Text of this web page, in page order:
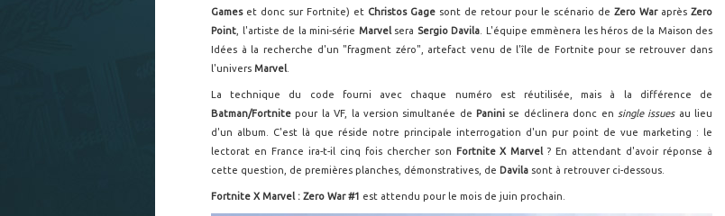
Games et donc sur Fortnite) et Christos Gage sont de retour pour le scénario de Zero War après Zero
Point , l'artiste de la mini-série Marvel sera Sergio Davila . L'équipe emmènera les héros de la Maison des
Idées à la recherche d'un "fragment zéro", artefact venu de l'île de Fortnite pour se retrouver dans
l'univers Marvel
La technique du code fourni avec chaque numéro est réutilisée, mais à la différence de
Batman/Fortnitepour la VF, la version simultanée de Panini se déclinera donc en single issues au lieu
d'un album. C'est là que réside notre principale interrogation d'un pur point de vue marketing : le
lectorat en France ira-t-il cinq fois chercher son
Fortnite X Marvel ? En attendant d'avoir réponse à
cette question, de premières planches, démonstratives, de Davila sont à retrouver ci-dessous.
Fortnite X Marvel : Zero War #1 est attendu pour le mois de juin prochain.